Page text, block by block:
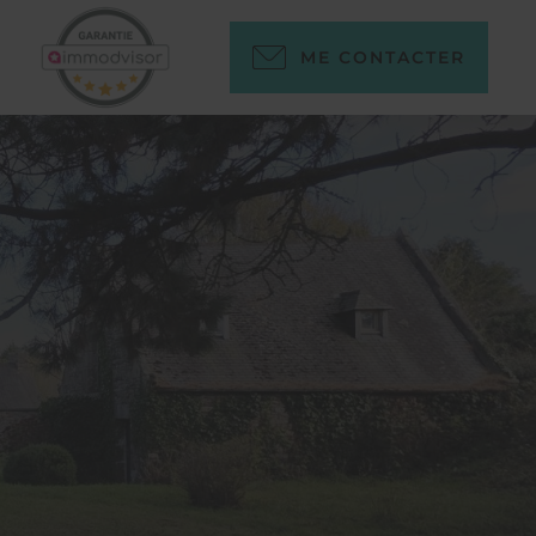
ME CONTACTER